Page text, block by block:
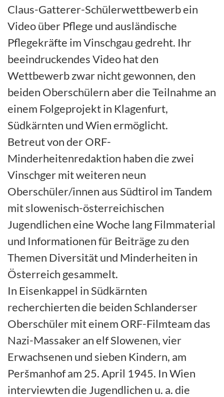
Claus-Gatterer-Schülerwettbewerb ein
Video über Pflege und ausländische
Pflegekräfte im Vinschgau gedreht. Ihr
beeindruckendes Video hat den
Wettbewerb zwar nicht gewonnen, den
beiden Oberschülern aber die Teilnahme an
einem Folgeprojekt in Klagenfurt,
Südkärnten und Wien ermöglicht.
Betreut von der ORF-
Minderheitenredaktion haben die zwei
Vinschger mit weiteren neun
Oberschüler/innen aus Südtirol im Tandem
mit slowenisch-österreichischen
Jugendlichen eine Woche lang Filmmaterial
und Informationen für Beiträge zu den
Themen Diversität und Minderheiten in
Österreich gesammelt.
In Eisenkappel in Südkärnten
recherchierten die beiden Schlanderser
Oberschüler mit einem ORF-Filmteam das
Nazi-Massaker an elf Slowenen, vier
Erwachsenen und sieben Kindern, am
Peršmanhof am 25. April 1945. In Wien
interviewten die Jugendlichen u. a. die